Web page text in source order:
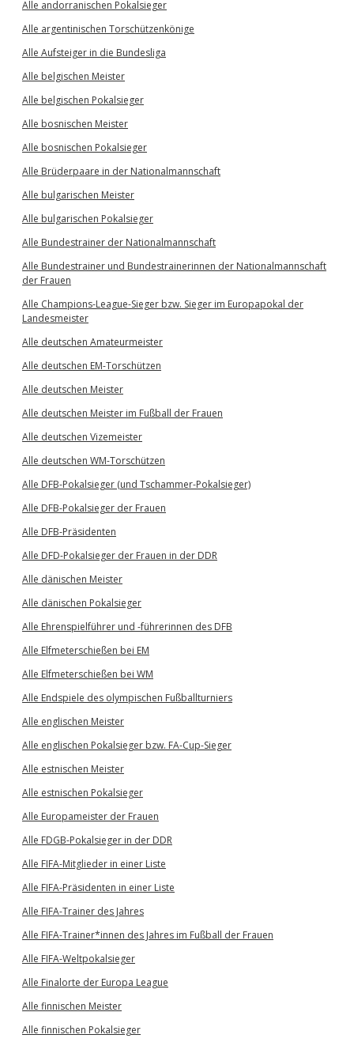
Alle andorranischen Pokalsieger
Alle argentinischen Torschützenkönige
Alle Aufsteiger in die Bundesliga
Alle belgischen Meister
Alle belgischen Pokalsieger
Alle bosnischen Meister
Alle bosnischen Pokalsieger
Alle Brüderpaare in der Nationalmannschaft
Alle bulgarischen Meister
Alle bulgarischen Pokalsieger
Alle Bundestrainer der Nationalmannschaft
Alle Bundestrainer und Bundestrainerinnen der Nationalmannschaft
der Frauen
Alle Champions-League-Sieger bzw. Sieger im Europapokal der
Landesmeister
Alle deutschen Amateurmeister
Alle deutschen EM-Torschützen
Alle deutschen Meister
Alle deutschen Meister im Fußball der Frauen
Alle deutschen Vizemeister
Alle deutschen WM-Torschützen
Alle DFB-Pokalsieger (und Tschammer-Pokalsieger)
Alle DFB-Pokalsieger der Frauen
Alle DFB-Präsidenten
Alle DFD-Pokalsieger der Frauen in der DDR
Alle dänischen Meister
Alle dänischen Pokalsieger
Alle Ehrenspielführer und -führerinnen des DFB
Alle Elfmeterschießen bei EM
Alle Elfmeterschießen bei WM
Alle Endspiele des olympischen Fußballturniers
Alle englischen Meister
Alle englischen Pokalsieger bzw. FA-Cup-Sieger
Alle estnischen Meister
Alle estnischen Pokalsieger
Alle Europameister der Frauen
Alle FDGB-Pokalsieger in der DDR
Alle FIFA-Mitglieder in einer Liste
Alle FIFA-Präsidenten in einer Liste
Alle FIFA-Trainer des Jahres
Alle FIFA-Trainer*innen des Jahres im Fußball der Frauen
Alle FIFA-Weltpokalsieger
Alle Finalorte der Europa League
Alle finnischen Meister
Alle finnischen Pokalsieger